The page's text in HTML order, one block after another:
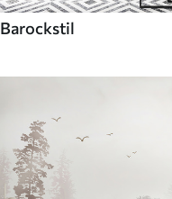
Barockstil